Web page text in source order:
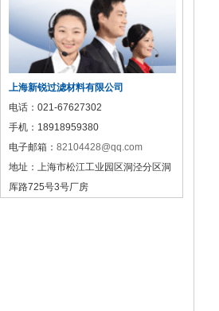
上海新锐过滤材料有限公司
电话： 021-67627302
手机： 18918959380
电子邮箱： 82104428@qq.com
地址：
上海市松江工业园区洞泾分区洞
厍路725号3号厂房